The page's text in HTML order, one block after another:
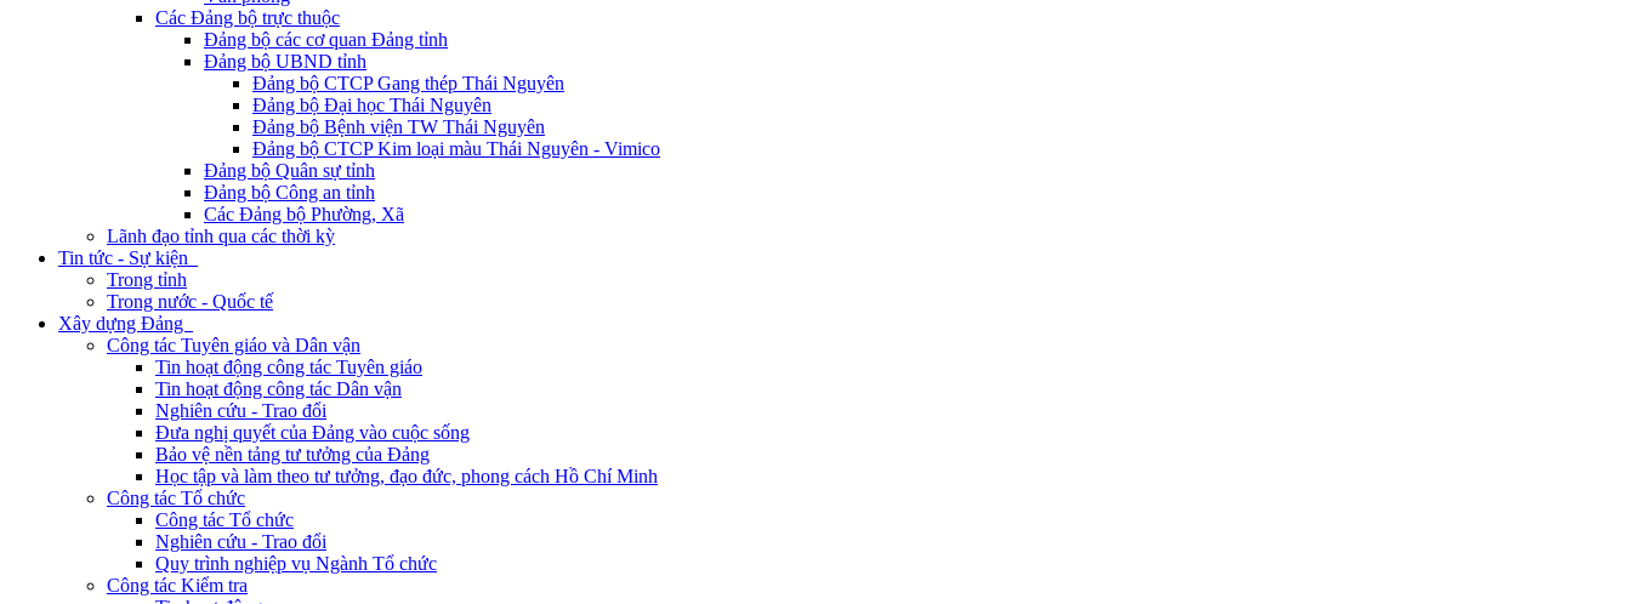
Các Đảng bộ trực thuộc
Đảng bộ các cơ quan Đảng tỉnh
Đảng bộ UBND tỉnh
Đảng bộ CTCP Gang thép Thái Nguyên
Đảng bộ Đại học Thái Nguyên
Đảng bộ Bệnh viện TW Thái Nguyên
Đảng bộ CTCP Kim loại màu Thái Nguyên - Vimico
Đảng bộ Quân sự tỉnh
Đảng bộ Công an tỉnh
Các Đảng bộ Phường, Xã
Lãnh đạo tỉnh qua các thời kỳ
Tin tức - Sự kiện
Trong tỉnh
Trong nước - Quốc tế
Xây dựng Đảng
Công tác Tuyên giáo và Dân vận
Tin hoạt động công tác Tuyên giáo
Tin hoạt động công tác Dân vận
Nghiên cứu - Trao đổi
Đưa nghị quyết của Đảng vào cuộc sống
Bảo vệ nền tảng tư tưởng của Đảng
Học tập và làm theo tư tưởng, đạo đức, phong cách Hồ Chí Minh
Công tác Tổ chức
Công tác Tổ chức
Nghiên cứu - Trao đổi
Quy trình nghiệp vụ Ngành Tổ chức
Công tác Kiểm tra